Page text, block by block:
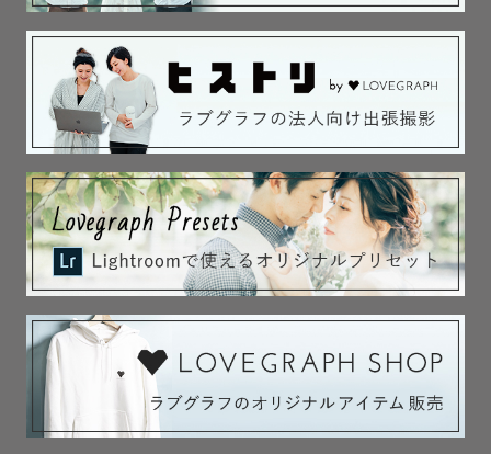
˗ˏˋ 対応エリアやスケジュール ˎˊ˗
主に大阪府内での撮影が中心ですが、関西の一部地域にも
お伺いしております😊
なお、交通費が往復3,000円を超える場合は、別途ご負担
をお願いしております。
基本1日1件の受付となりますが、撮影場所やお時間によっ
ては、予定が✗のところも対応可能な場合がございます。
撮影を諦める前に一度ご相談下さい😊
✼••┈┈┈••✼••┈┈┈••✼••┈┈┈••✼
˗ˏˋ 最後に ˎˊ˗
子どもの成長はあっというま。